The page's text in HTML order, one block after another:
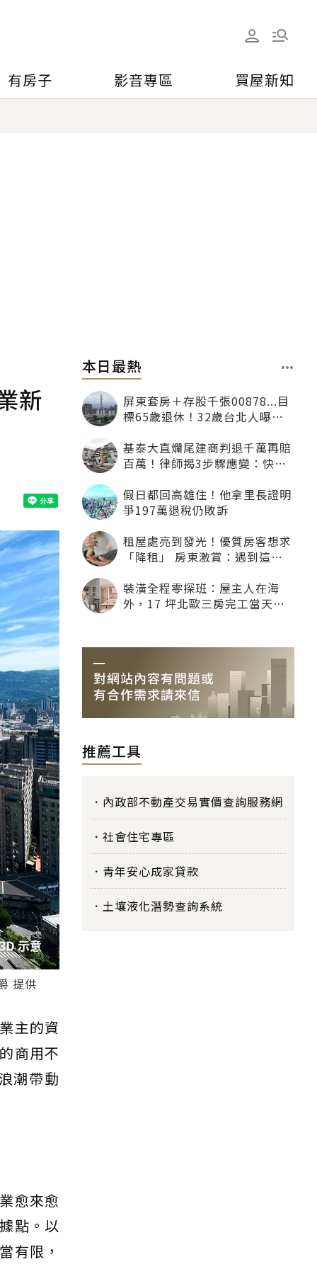
有房子 影音專區 買屋新知
新
提供
主的資
商用不
潮帶動
愈來愈
點。以
有限，
本日最熱
屏東套房＋存股千張00878...目
標65歲退休！32歲台北人曝：
基泰大直爛尾建商判退千萬再賠
百萬！律師揭3步驟應變：快通
假日都回高雄住！他拿里長證明
爭197萬退稅仍敗訴
租屋處亮到發光！優質房客想求
「降租」 房東激賞：遇到這種
裝潢全程零探班：屋主人在海
外，17 坪北歐三房完工當天才
推薦工具
內政部不動產交易實價查詢服務網
社會住宅專區
青年安心成家貸款
土壤液化潛勢查詢系統